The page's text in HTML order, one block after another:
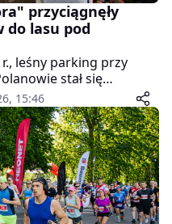
przyciągnęły
do lasu pod
leśny parking przy
stał się
sportowego "4 Pory
zorganizował
Wyrzysku, oferując
bieg, marsz
15:46